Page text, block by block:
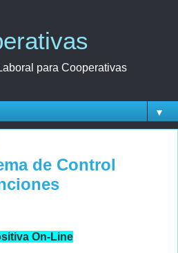
para Cooperativas
▼
de Control
On-Line